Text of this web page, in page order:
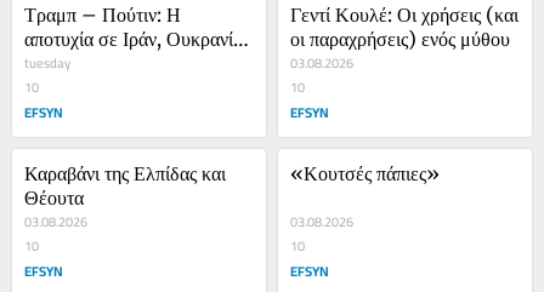
Τραμπ – Πούτιν: Η
αποτυχία σε Ιράν, Ουκρανία
τους κάνει πιο επικίνδυνους
tuesday
10
EFSYN
Γεντί Κουλέ: Οι χρήσεις (και
οι παραχρήσεις) ενός μύθου
03.08.2026
10
EFSYN
Καραβάνι της Ελπίδας και
Θέουτα
03.08.2026
10
EFSYN
«Κουτσές πάπιες»
03.08.2026
10
EFSYN